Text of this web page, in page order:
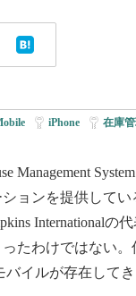
iPhone 在庫
Management
ョンを提供して
Internationalの
たわけではない。
イルが存在してき